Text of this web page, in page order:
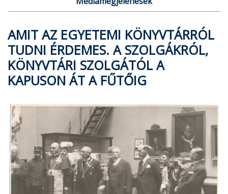
AMIT AZ EGYETEMI KÖNYVTÁRRÓL
TUDNI ÉRDEMES. A SZOLGÁKRÓL,
KÖNYVTÁRI SZOLGÁTÓL A
KAPUSON ÁT A FŰTŐIG